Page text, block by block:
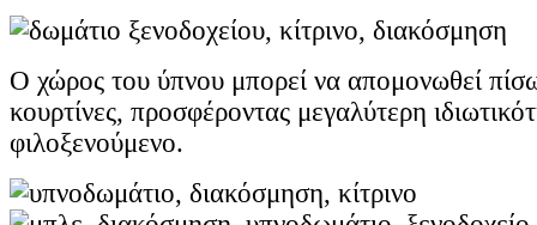
Ο χώρος του ύπνου μπορεί να απομονωθεί
κουρτίνες, προσφέροντας μεγαλύτερη
φιλοξενούμενο.